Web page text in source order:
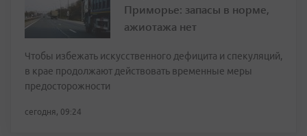
Приморье: запасы в норме,
ажиотажа нет
Чтобы избежать искусственного дефицита и спекуляций,
в крае продолжают действовать временные меры
предосторожности
сегодня, 09:24